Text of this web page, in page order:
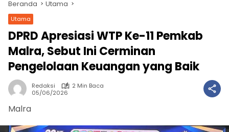
Beranda Utama
Utama
DPRD Apresiasi WTP Ke-11 Pemkab
Malra, Sebut Ini Cerminan
Pengelolaan Keuangan yang Baik
Redaksi
2 Min Baca
05/06/2026
Malra